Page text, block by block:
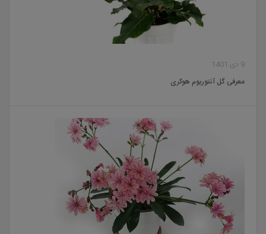
9 دی 1401
معرفی گل آنتوریوم هوکری